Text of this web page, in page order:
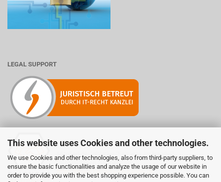
This website uses Cookies and other technologies.
We use Cookies and other technologies, also from third-party suppliers, to
ensure the basic functionalities and analyze the usage of our website in
order to provide you with the best shopping experience possible. You can
LEGAL SUPPORT
Mitglied der Initiative "Fairness im Handel".
Informationen zur Initiative:
https://www.fairness-im-handel.de